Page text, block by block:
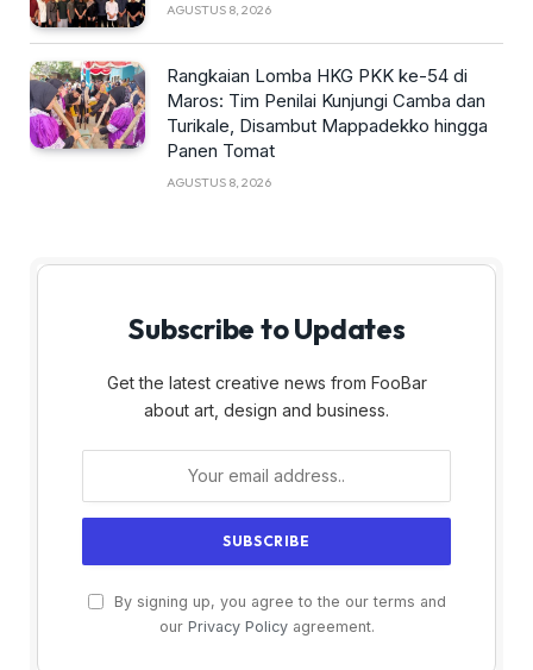
AGUSTUS 8, 2026
Rangkaian Lomba HKG PKK ke-54 di
Maros: Tim Penilai Kunjungi Camba dan
Turikale, Disambut Mappadekko hingga
Panen Tomat
AGUSTUS 8, 2026
Subscribe to Updates
Get the latest creative news from FooBar
about art, design and business.
By signing up, you agree to the our terms and
our Privacy Policyagreement.